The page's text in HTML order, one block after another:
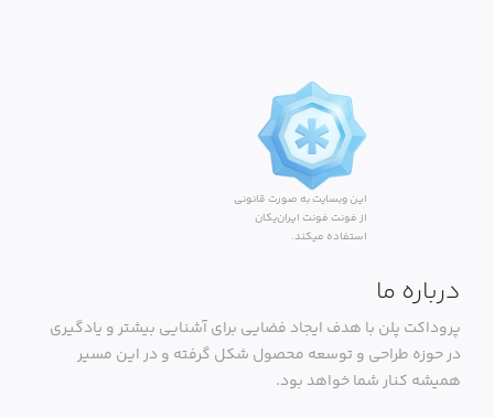
درباره ما
پروداکت پلن با هدف ایجاد فضایی برای آشنایی بیشتر و یادگیری
در حوزه طراحی و توسعه محصول شکل گرفته و در این مسیر
همیشه کنار شما خواهد بود.
این وبسایت به صورت قانونی
از فونت فونت ایران‌یکان
استفاده میکند.